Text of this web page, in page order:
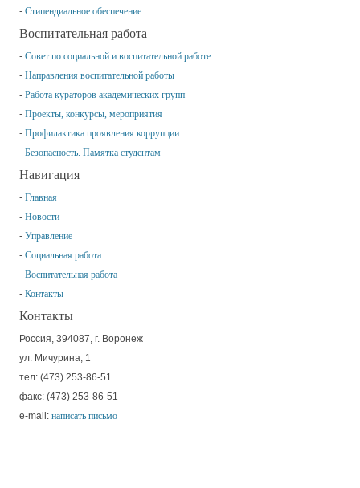
Стипендиальное обеспечение
Воспитательная работа
Совет по социальной и воспитательной работе
Направления воспитательной работы
Работа кураторов академических групп
Проекты, конкурсы, мероприятия
Профилактика проявления коррупции
Безопасность. Памятка студентам
Навигация
Главная
Новости
Управление
Социальная работа
Воспитательная работа
Контакты
Контакты
Россия, 394087, г. Воронеж
ул. Мичурина, 1
тел: (473) 253-86-51
факс: (473) 253-86-51
e-mail: написать письмо